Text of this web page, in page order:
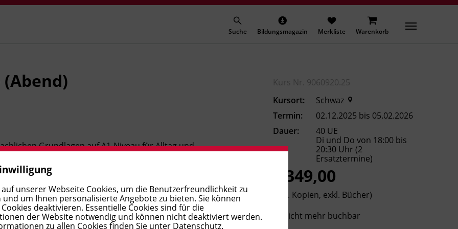
Suche Bildungsmagazin Merkliste Warenkorb
Grundlagen auf A1-Niveau für Alltag und
Hör- und Leseverständnis sowie wichtige
elementare Grammatikstrukturen und ein
und gezieltes Kommunikationstraining gewinnen
Der Kurs unterstützt Sie bei der sprachlichen
auf die Kommunikation im Arbeitsleben vor.
Kurs Nr. 9060920.25
Kursort:
Schwaz
Termin:
02.12.2025 bis 05.02.2026
Dauer:
40 UE
Di und Do von 18:00 bis
20:30 Uhr (2
Ersatztermine)
€ 349,00
(inkl. Kopien, exkl. Bücher)
Nicht mehr buchbar
unserer Webseite Cookies, um die Benutzerfreundlichkeit zu
und um Ihnen personalisierte Angebote zu bieten. Sie können
deaktivieren. Essentielle Cookies sind für die
der Website notwendig und können nicht deaktiviert werden.
zu allen Cookies finden Sie unter Datenschutz.